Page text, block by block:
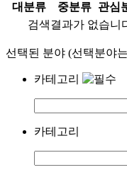
대분류
중분류
관심
검색결과가 없습니
선택된 분야 (선택분야
카테고리
카테고리